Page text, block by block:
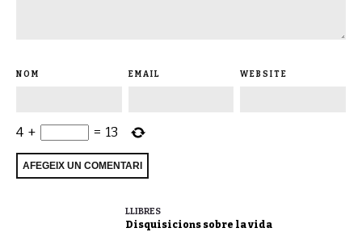
NOM EMAIL WEBSITE
4 + = 13
LLIBRES
Disquisicions sobre la vida